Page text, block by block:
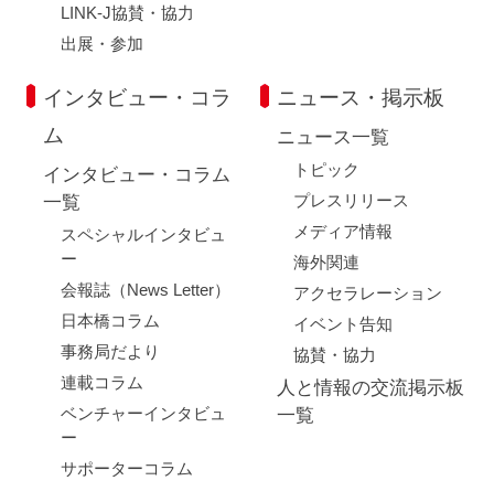
LINK-J協賛・協力
出展・参加
インタビュー・コラ
ム
インタビュー・コラム
一覧
スペシャルインタビュ
ー
会報誌（News Letter）
日本橋コラム
事務局だより
連載コラム
ベンチャーインタビュ
ー
サポーターコラム
ニュース・掲示板
ニュース一覧
トピック
プレスリリース
メディア情報
海外関連
アクセラレーション
イベント告知
協賛・協力
人と情報の交流掲示板
一覧